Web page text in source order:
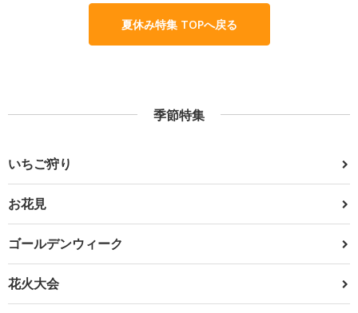
夏休み特集 TOPへ戻る
季節特集
いちご狩り
お花見
ゴールデンウィーク
花火大会